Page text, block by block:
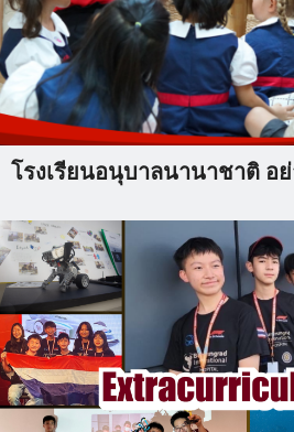
โรงเรียนอนุบาลนานาชาติ อย่